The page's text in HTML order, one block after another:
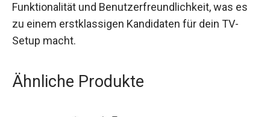
Funktionalität und Benutzerfreundlichkeit, was es
zu einem erstklassigen Kandidaten für dein TV-
Setup macht.
Ähnliche Produkte